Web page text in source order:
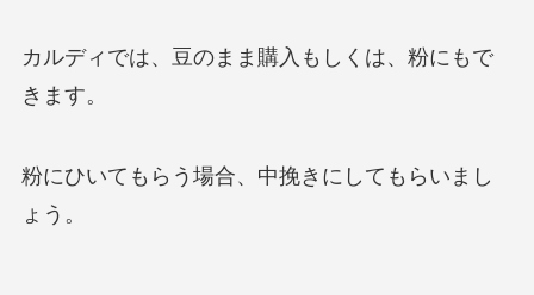
カルディでは、豆のまま購入もしくは、粉にもで
きます。
粉にひいてもらう場合、中挽きにしてもらいまし
ょう。